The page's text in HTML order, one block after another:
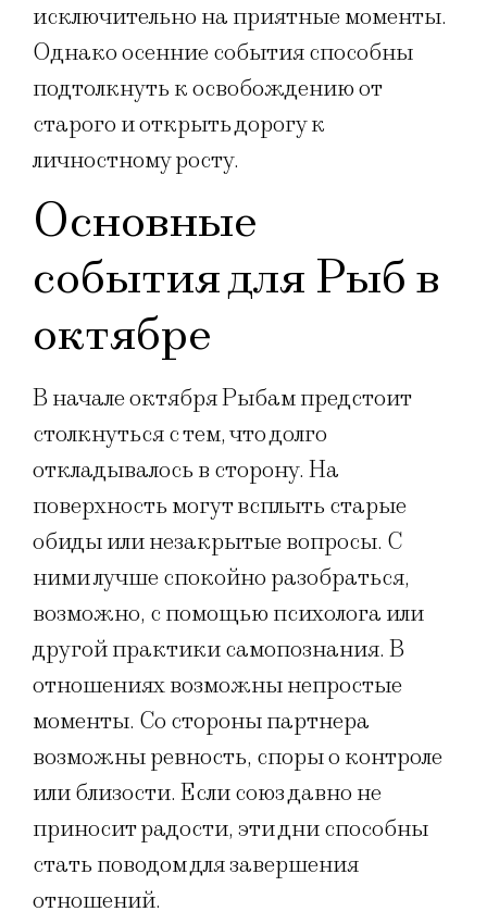
исключительно на приятные моменты.
Однако осенние события способны
подтолкнуть к освобождению от
старого и открыть дорогу к
личностному росту.
Основные
события для Рыб в
октябре
В начале октября Рыбам предстоит
столкнуться с тем, что долго
откладывалось в сторону. На
поверхность могут всплыть старые
обиды или незакрытые вопросы. С
ними лучше спокойно разобраться,
возможно, с помощью психолога или
другой практики самопознания. В
отношениях возможны непростые
моменты. Со стороны партнера
возможны ревность, споры о контроле
или близости. Если союз давно не
приносит радости, эти дни способны
стать поводом для завершения
отношений.